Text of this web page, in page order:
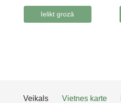
Ielikt grozā
Veikals Vietnes karte